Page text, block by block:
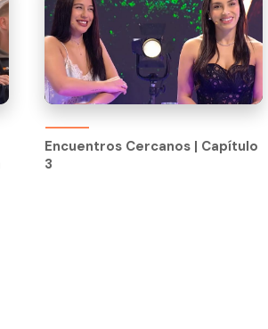
3
Encuentros Cercanos | Capítulo
3